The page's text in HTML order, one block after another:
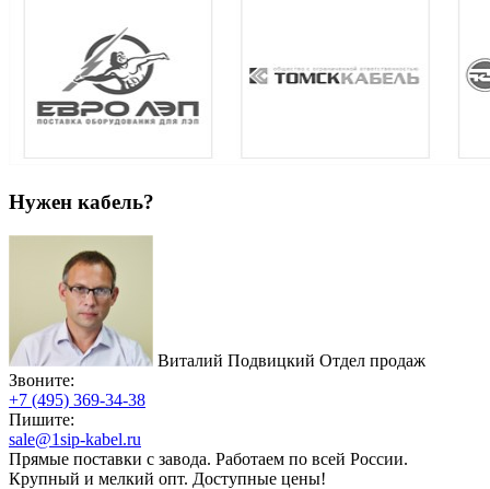
Нужен кабель?
Виталий Подвицкий Отдел продаж
Звоните:
+7 (495) 369-34-38
Пишите:
sale@1sip-kabel.ru
Прямые поставки с завода. Работаем по всей России.
Крупный и мелкий опт. Доступные цены!